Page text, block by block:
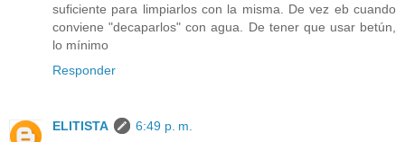
suficiente para limpiarlos con la misma. De vez eb cuando
conviene "decaparlos" con agua. De tener que usar betún,
lo mínimo
Responder
ELITISTA
6:49 p. m.